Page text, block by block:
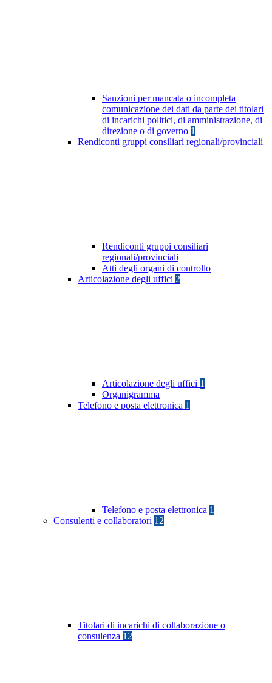
Sanzioni per mancata o incompleta
comunicazione dei dati da parte dei titolari
di incarichi politici, di amministrazione, di
direzione o di governo 1
Rendiconti gruppi consiliari regionali/provinciali
Rendiconti gruppi consiliari
regionali/provinciali
Atti degli organi di controllo
Articolazione degli uffici 2
Articolazione degli uffici 1
Organigramma
Telefono e posta elettronica 1
Telefono e posta elettronica 1
Consulenti e collaboratori 12
Titolari di incarichi di collaborazione o
consulenza 12